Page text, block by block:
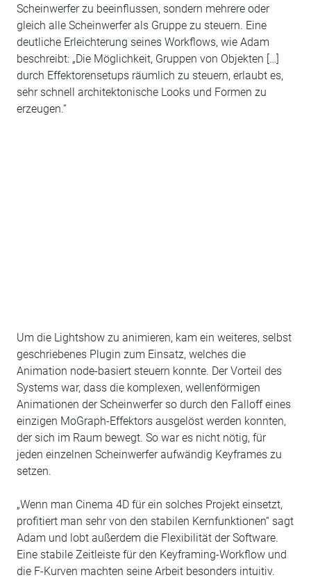
Scheinwerfer zu beeinflussen, sondern mehrere oder
gleich alle Scheinwerfer als Gruppe zu steuern. Eine
deutliche Erleichterung seines Workflows, wie Adam
beschreibt: „Die Möglichkeit, Gruppen von Objekten […]
durch Effektorensetups räumlich zu steuern, erlaubt es,
sehr schnell architektonische Looks und Formen zu
erzeugen.“
Um die Lightshow zu animieren, kam ein weiteres, selbst
geschriebenes Plugin zum Einsatz, welches die
Animation node-basiert steuern konnte. Der Vorteil des
Systems war, dass die komplexen, wellenförmigen
Animationen der Scheinwerfer so durch den Falloff eines
einzigen MoGraph-Effektors ausgelöst werden konnten,
der sich im Raum bewegt. So war es nicht nötig, für
jeden einzelnen Scheinwerfer aufwändig Keyframes zu
setzen.
„Wenn man Cinema 4D für ein solches Projekt einsetzt,
profitiert man sehr von den stabilen Kernfunktionen“ sagt
Adam und lobt außerdem die Flexibilität der Software.
Eine stabile Zeitleiste für den Keyframing-Workflow und
die F-Kurven machten seine Arbeit besonders intuitiv.